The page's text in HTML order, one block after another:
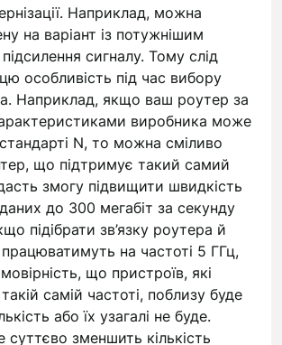
Наприклад, можна
на варіант із потужнішим
сигналу. Тому слід
особливість під час вибору
Наприклад, якщо ваш роутер за
виробника може
N, то можна сміливо
що підтримує такий самий
змогу підвищити швидкість
до 300 мегабіт за секунду
підібрати зв’язку роутера й
працюватимуть на частоті 5 ГГц,
що пристроїв, які
самій частоті, поблизу буде
або їх узагалі не буде.
суттєво зменшить кількість